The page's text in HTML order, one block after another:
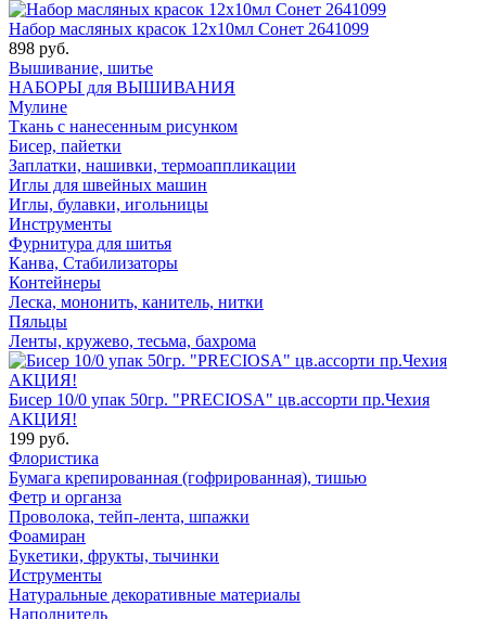
Набор масляных красок 12х10мл Сонет 2641099
898 руб.
Вышивание, шитье
НАБОРЫ для ВЫШИВАНИЯ
Мулине
Ткань с нанесенным рисунком
Бисер, пайетки
Заплатки, нашивки, термоаппликации
Иглы для швейных машин
Иглы, булавки, игольницы
Инструменты
Фурнитура для шитья
Канва, Стабилизаторы
Контейнеры
Леска, мононить, канитель, нитки
Пяльцы
Ленты, кружево, тесьма, бахрома
Бисер 10/0 упак 50гр. "PRECIOSA" цв.ассорти пр.Чехия
АКЦИЯ!
199 руб.
Флористика
Бумага крепированная (гофрированная), тишью
Фетр и органза
Проволока, тейп-лента, шпажки
Фоамиран
Букетики, фрукты, тычинки
Иструменты
Натуральные декоративные материалы
Наполнитель